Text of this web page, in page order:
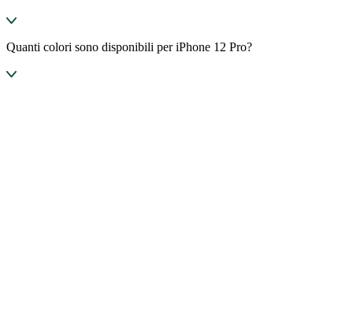
Quanti colori sono disponibili per iPhone 12 Pro?